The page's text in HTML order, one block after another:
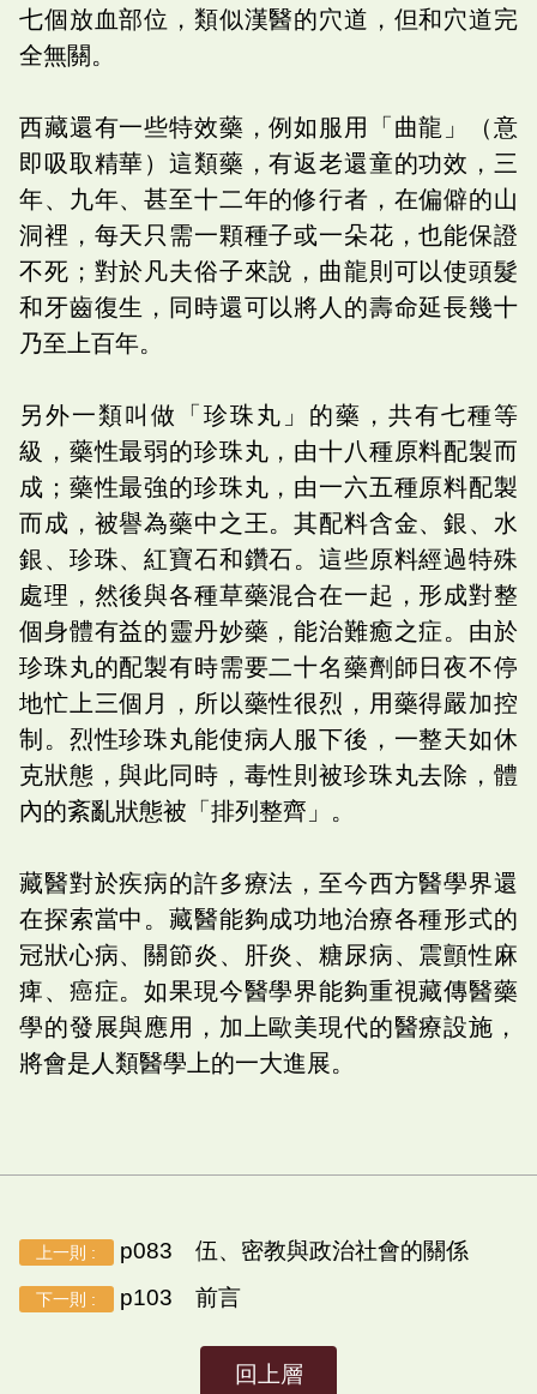
七個放血部位，類似漢醫的穴道，但和穴道完
全無關。
西藏還有一些特效藥，例如服用「曲龍」（意
即吸取精華）這類藥，有返老還童的功效，三
年、九年、甚至十二年的修行者，在偏僻的山
洞裡，每天只需一顆種子或一朵花，也能保證
不死；對於凡夫俗子來說，曲龍則可以使頭髮
和牙齒復生，同時還可以將人的壽命延長幾十
乃至上百年。
另外一類叫做「珍珠丸」的藥，共有七種等
級，藥性最弱的珍珠丸，由十八種原料配製而
成；藥性最強的珍珠丸，由一六五種原料配製
而成，被譽為藥中之王。其配料含金、銀、水
銀、珍珠、紅寶石和鑽石。這些原料經過特殊
處理，然後與各種草藥混合在一起，形成對整
個身體有益的靈丹妙藥，能治難癒之症。由於
珍珠丸的配製有時需要二十名藥劑師日夜不停
地忙上三個月，所以藥性很烈，用藥得嚴加控
制。烈性珍珠丸能使病人服下後，一整天如休
克狀態，與此同時，毒性則被珍珠丸去除，體
內的紊亂狀態被「排列整齊」。
藏醫對於疾病的許多療法，至今西方醫學界還
在探索當中。藏醫能夠成功地治療各種形式的
冠狀心病、關節炎、肝炎、糖尿病、震顫性麻
痺、癌症。如果現今醫學界能夠重視藏傳醫藥
學的發展與應用，加上歐美現代的醫療設施，
將會是人類醫學上的一大進展。
上一則 : p083 伍、密教與政治社會的關係
下一則 : p103 前言
回上層